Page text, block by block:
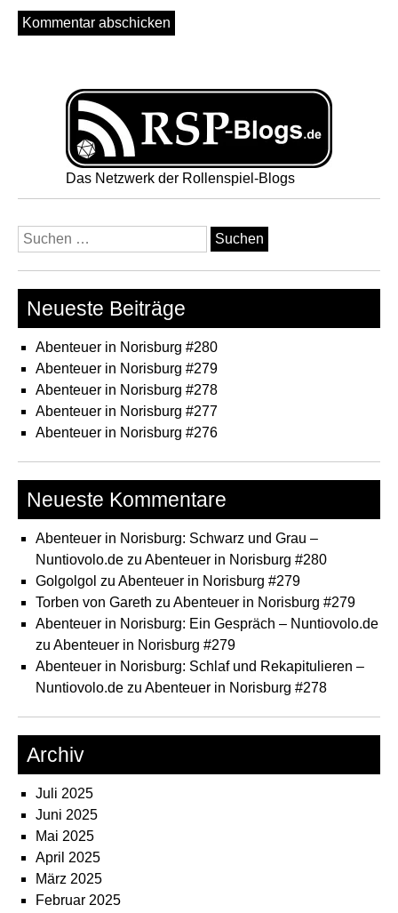
Das Netzwerk der Rollenspiel-Blogs
Suchen
nach:
Neueste Beiträge
Abenteuer in Norisburg #280
Abenteuer in Norisburg #279
Abenteuer in Norisburg #278
Abenteuer in Norisburg #277
Abenteuer in Norisburg #276
Neueste Kommentare
Abenteuer in Norisburg: Schwarz und Grau –
Nuntiovolo.de zu Abenteuer in Norisburg #280
Golgolgol zu Abenteuer in Norisburg #279
Torben von Gareth zu Abenteuer in Norisburg #279
Abenteuer in Norisburg: Ein Gespräch – Nuntiovolo.de
zu Abenteuer in Norisburg #279
Abenteuer in Norisburg: Schlaf und Rekapitulieren –
Nuntiovolo.de zu Abenteuer in Norisburg #278
Archiv
Juli 2025
Juni 2025
Mai 2025
April 2025
März 2025
Februar 2025